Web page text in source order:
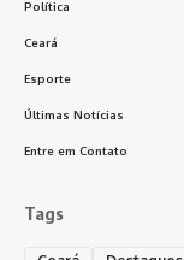
Política
Ceará
Esporte
Últimas Notícias
Entre em Contato
Tags